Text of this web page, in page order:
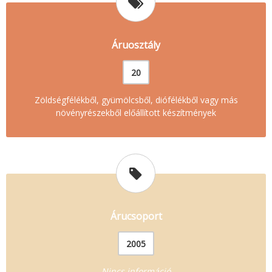
Áruosztály
20
Zöldségfélékből, gyümölcsből, diófélékből vagy más
növényrészekből előállított készítmények
Árucsoport
2005